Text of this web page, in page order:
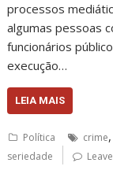
processos
algumas pessoas
funcionários
execução…
LEIA MAIS
Política crime,
seriedade